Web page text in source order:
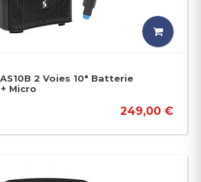
2 Voies 10" Batterie
Micro
249,00 €